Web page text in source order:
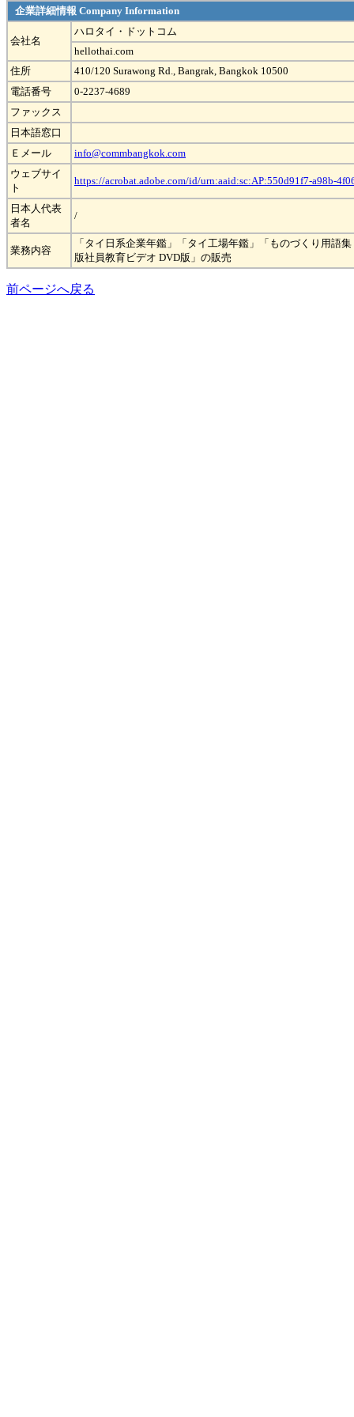
企業詳細情報 Company Information
会社名
ハロタイ・ドットコム
hellothai.com
住所
410/120 Surawong Rd., Bangrak, Bangkok 10500
電話番号
0-2237-4689
ファックス
日本語窓口
Ｅメール
info@commbangkok.com
ウェブサイ
ト
https://acrobat.adobe.com/id/urn:aaid:sc:AP:550d91f7-a98b-
日本人代表
者名
/
業務内容
「タイ日系企業年鑑」「タイ工場年鑑」「ものづくり用語
版社員教育ビデオ DVD版」の販売
前ページへ戻る